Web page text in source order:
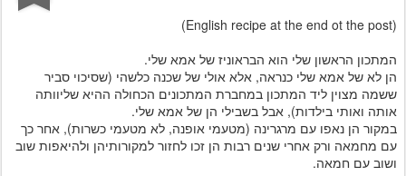
(English recipe at the end ot the post)
המתכון הראשון שלי הוא הבראוניז של אמא שלי.
הן לא של אמא שלי כנראה, אלא אולי של שכנה כלשהי (שסיכוי סביר
ששמה מצוין ליד המתכון במחברת המתכונים הכחולה ההיא שליוותה
אותה ואותי בילדות), אבל בשבילי הן של אמא שלי.
במקור הן נאפו עם מרגרינה (מטעמי אופנה, לא מטעמי כשרות), אחר כך
עם מחמאה ורק אחרי שנים רבות הן זכו לחזור למקורותיהן ולהיאפות שוב
ושוב עם חמאה.